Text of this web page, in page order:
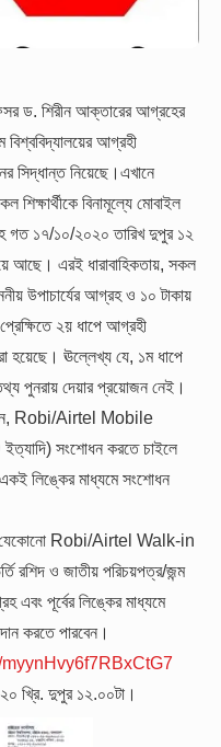
ড. শিরীন আক্তারের আগ্রহের
আগ্রহী
সিদ্ধান্ত নিয়েছে।এখানে
শিক্ষার্থীকে বিনামূল্যে মোবাইল
গত ১৭/১০/২০২০ তারিখ দুপুর ১২
আছে। এরই ধারাবাহিকতায়, সকল
উপাচার্যের আগ্রহ ও ১০ টাকায়
২য় ধাপে আগ্রহী
হয়েছে। ঊল্লেখ্য যে, ১ম ধাপে
পুনরায় দেয়ার প্রয়োজন নেই।
Robi/Airtel Mobile
সংশোধন করতে চাইলে
লিঙ্কের মাধ্যমে সংশোধন
যেকোনো Robi/Airtel Walk-in
রশিদ ও জাতীয় পরিচয়পত্র/জন্ম
এবং পূর্বের লিঙ্কের মাধ্যমে
করতে পারবেন।
খ্রি. দুপুর ১২.০০টা।